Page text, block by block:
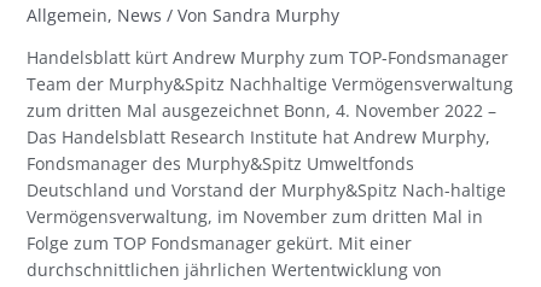
Allgemein, News / Von Sandra Murphy
Handelsblatt kürt Andrew Murphy zum TOP-Fondsmanager
Team der Murphy&Spitz Nachhaltige Vermögensverwaltung
zum dritten Mal ausgezeichnet Bonn, 4. November 2022 –
Das Handelsblatt Research Institute hat Andrew Murphy,
Fondsmanager des Murphy&Spitz Umweltfonds
Deutschland und Vorstand der Murphy&Spitz Nach-haltige
Vermögensverwaltung, im November zum dritten Mal in
Folge zum TOP Fondsmanager gekürt. Mit einer
durchschnittlichen jährlichen Wertentwicklung von